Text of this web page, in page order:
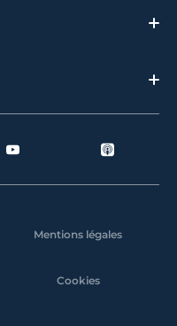
Mentions légales
Cookies